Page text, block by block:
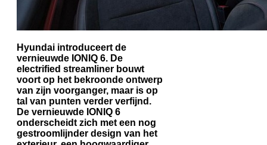
Hyundai introduceert de
vernieuwde IONIQ 6. De
electrified streamliner bouwt
voort op het bekroonde ontwerp
van zijn voorganger, maar is op
tal van punten verder verfijnd.
De vernieuwde IONIQ 6
onderscheidt zich met een nog
gestroomlijnder design van het